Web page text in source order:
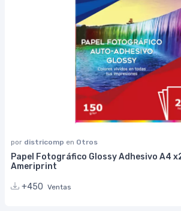
por districomp en Otros
Papel Fotográfico Glossy Adhesivo A4
Ameriprint
+450 Ventas